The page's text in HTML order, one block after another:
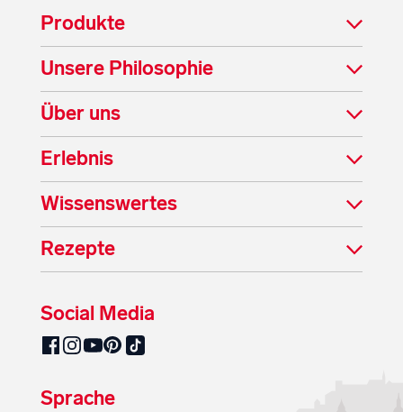
Produkte
Unsere Philosophie
Über uns
Erlebnis
Wissenswertes
Rezepte
Social Media
SalzburgMilch auf Facebook
SalzburgMilch auf Instagram
SalzburgMilch auf YouTube
SalzburgMilch auf Pinterest
SalzburgMilch auf TikTok
Sprache